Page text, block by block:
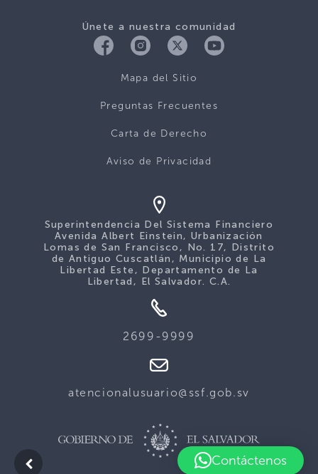
Contáctenos
Únete a nuestra comunidad
Mapa del Sitio
Preguntas Frecuentes
Carta de Derecho
Aviso de Privacidad
Superintendencia Del Sistema Financiero
Avenida Albert Einstein, Urbanización
Lomas de San Francisco, No. 17, Distrito
de Antiguo Cuscatlán, Municipio de La
Libertad Este, Departamento de La
Libertad, El Salvador. C.A.
2699-9999
atencionalusuario@ssf.gob.sv